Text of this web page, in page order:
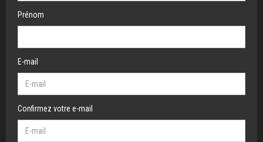
Prénom
E-mail
Confirmez votre e-mail